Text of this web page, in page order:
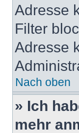
Adresse
Filter
Adresse
Nach oben
» Ich
mehr